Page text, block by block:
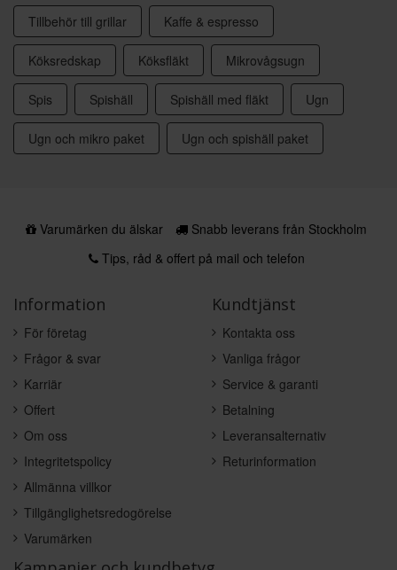
Tillbehör till grillar Kaffe & espresso
Köksredskap Köksfläkt Mikrovågsugn
Spis Spishäll Spishäll med fläkt Ugn
Ugn och mikro paket Ugn och spishäll paket
Varumärken du älskar
Snabb leverans från Stockholm
Tips, råd & offert på mail och telefon
Information
För företag
Frågor & svar
Karriär
Offert
Om oss
Integritetspolicy
Allmänna villkor
Tillgänglighetsredogörelse
Varumärken
Kundtjänst
Kontakta oss
Vanliga frågor
Service & garanti
Betalning
Leveransalternativ
Returinformation